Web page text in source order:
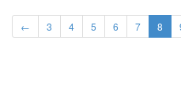
← 3 4 5 6 7 8